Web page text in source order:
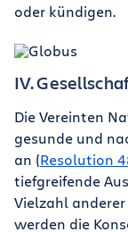
oder kündigen.
IV.
Die Vereinten
gesunde und
an (Resolution
tiefgreifende
Vielzahl
werden die